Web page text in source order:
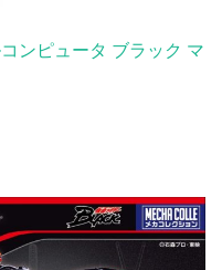
ンピュータ ブラック マ